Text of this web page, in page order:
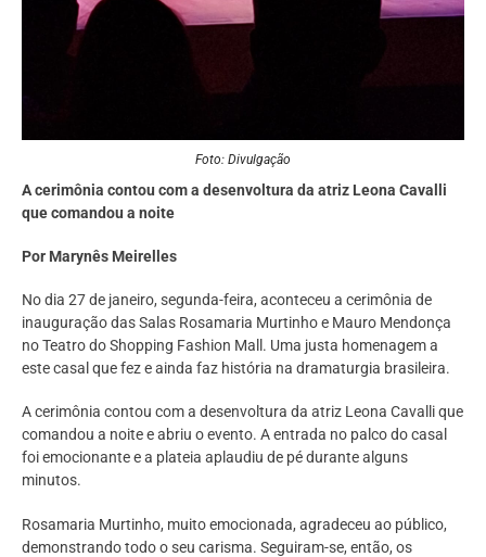
Foto: Divulgação
A cerimônia contou com a desenvoltura da atriz Leona Cavalli
que comandou a noite
Por Marynês Meirelles
No dia 27 de janeiro, segunda-feira, aconteceu a cerimônia de
inauguração das Salas Rosamaria Murtinho e Mauro Mendonça
no Teatro do Shopping Fashion Mall. Uma justa homenagem a
este casal que fez e ainda faz história na dramaturgia brasileira.
A cerimônia contou com a desenvoltura da atriz Leona Cavalli que
comandou a noite e abriu o evento. A entrada no palco do casal
foi emocionante e a plateia aplaudiu de pé durante alguns
minutos.
Rosamaria Murtinho, muito emocionada, agradeceu ao público,
demonstrando todo o seu carisma. Seguiram-se, então, os